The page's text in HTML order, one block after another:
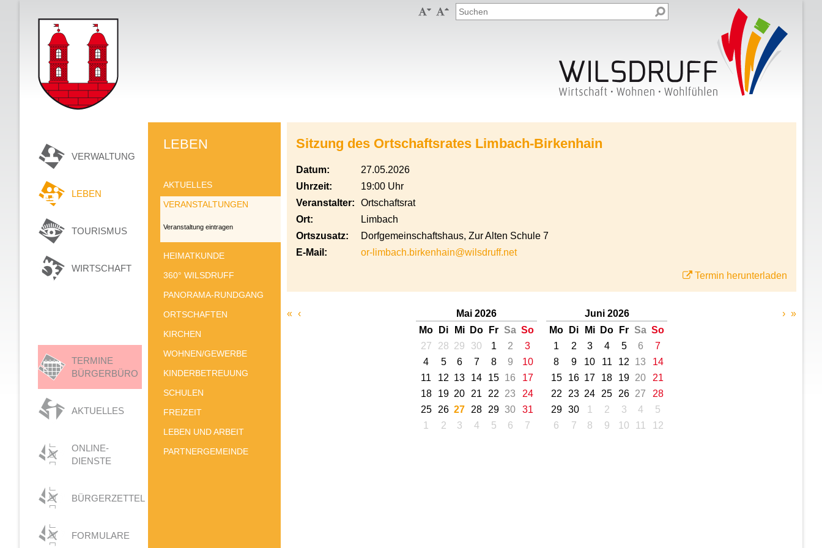
 
VERWALTUNG
LEBEN
TOURISMUS
WIRTSCHAFT
TERMINE
BÜRGERBÜRO
AKTUELLES
ONLINE-
DIENSTE
BÜRGERZETTEL
FORMULARE
LEBEN
AKTUELLES
VERANSTALTUNGEN
Veranstaltung eintragen
HEIMATKUNDE
360° WILSDRUFF
PANORAMA-RUNDGANG
ORTSCHAFTEN
KIRCHEN
WOHNEN/GEWERBE
KINDERBETREUUNG
SCHULEN
FREIZEIT
LEBEN UND ARBEIT
PARTNERGEMEINDE
Sitzung des Ortschaftsrates Limbach-Birkenhain
Datum:
27.05.2026
Uhrzeit:
19:00 Uhr
Veranstalter:
Ortschaftsrat
Ort:
Limbach
Ortszusatz:
Dorfgemeinschaftshaus, Zur Alten Schule 7
E-Mail:
or-limbach.birkenhain@wilsdruff.net
Termin herunterladen
« ‹
Mai 2026
Mo
Di Mi Do Fr Sa So
27
28 29 30 1 2
3
4
5 6 7 8 9
10
11
12 13 14 15 16
17
18
19 20 21 22 23
24
25
26 27 28 29 30
31
1
2 3 4 5 6 7
Juni 2026
Mo
Di Mi Do Fr Sa So
1
2 3 4 5 6
7
8
9 10 11 12 13
14
15
16 17 18 19 20
21
22
23 24 25 26 27
28
29
30 1 2 3 4
5
6
7 8 9 10 11 12
› »